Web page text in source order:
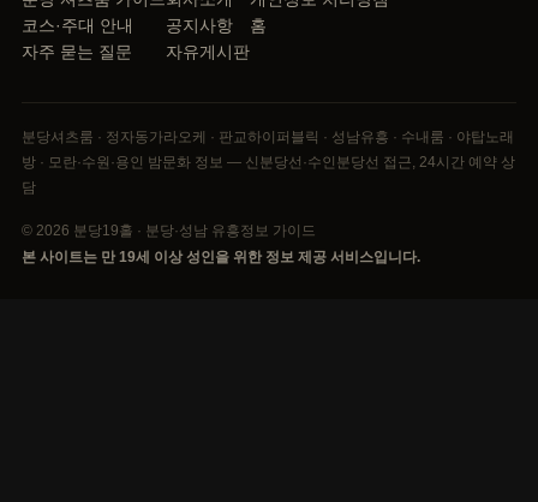
코스·주대 안내
자주 묻는 질문
공지사항
자유게시판
홈
분당셔츠룸 · 정자동가라오케 · 판교하이퍼블릭 · 성남유흥 · 수내룸 · 야탑노래
방 · 모란·수원·용인 밤문화 정보 — 신분당선·수인분당선 접근, 24시간 예약 상
담
© 2026 분당19홀 · 분당·성남 유흥정보 가이드
본 사이트는 만 19세 이상 성인을 위한 정보 제공 서비스입니다.